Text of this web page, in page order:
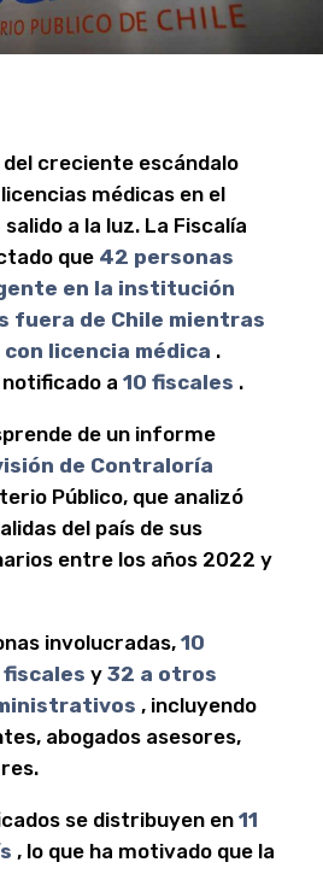
creciente escándalo
médicas en el
a la luz. La Fiscalía
que 42 personas
en la institución
fuera de Chile mientras
licencia médica .
a 10 fiscales .
de un informe
de Contraloría
Público, que analizó
del país de sus
entre los años 2022 y
involucradas, 10
y 32 a otros
, incluyendo
abogados asesores,
se distribuyen en 11
, lo que ha motivado que la